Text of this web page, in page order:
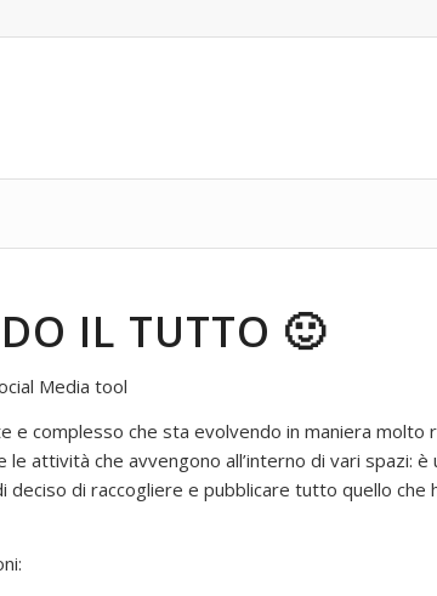
IL TUTTO 🙂
Media tool
e complesso che sta evolvendo in maniera
attività che avvengono all’interno di vari spazi:
di raccogliere e pubblicare tutto quello